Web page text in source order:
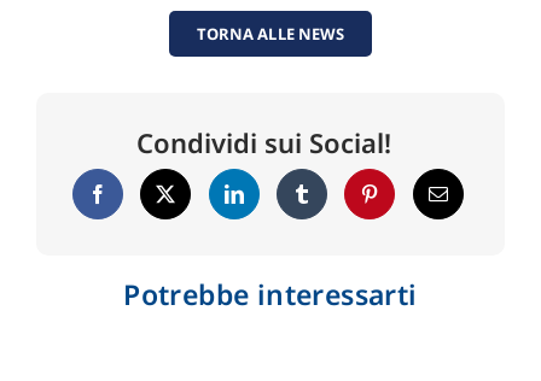
TORNA ALLE NEWS
Condividi sui Social!
Potrebbe interessarti